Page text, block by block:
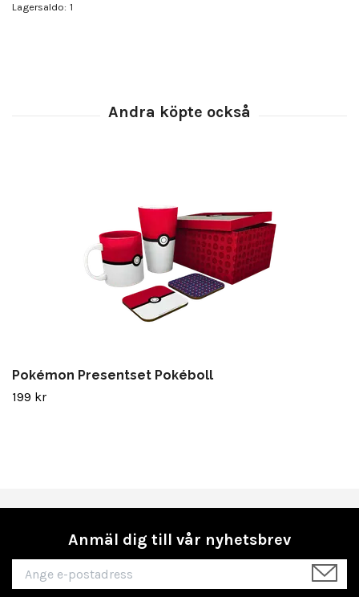
Lagersaldo: 1
Pokémon Presentset Pokéboll
199 kr
Anmäl dig till vår nyhetsbrev